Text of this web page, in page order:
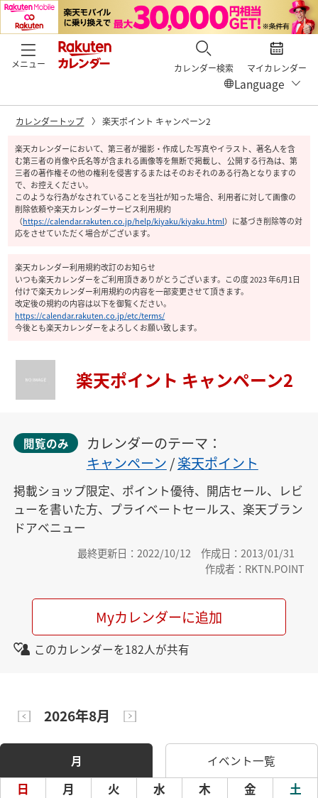
メニュー カレンダー検索 マイカレンダー
カレンダートップ 楽天ポイント キャンペーン2
楽天カレンダーにおいて、第三者が撮影・作成した写真やイラスト、著名人を含
む第三者の肖像や氏名等が含まれる画像等を無断で掲載し、 公開する行為は、第
三者の著作権その他の権利を侵害するまたはそのおそれのある行為となりますの
で、お控えください。
このような行為がなされていることを当社が知った場合、利用者に対して画像の
削除依頼や楽天カレンダーサービス利用規約
（https://calendar.rakuten.co.jp/help/kiyaku/kiyaku.html） に基づき削除等の対
応をさせていただく場合がございます。
楽天カレンダー利用規約改訂のお知らせ
いつも楽天カレンダーをご利用頂きありがとうございます。この度 2023 年6月1日
付けで楽天カレンダー利用規約の内容を一部変更させて頂きます。
改定後の規約の内容は以下を御覧ください。
https://calendar.rakuten.co.jp/etc/terms/
今後とも楽天カレンダーをよろしくお願い致します。
楽天ポイント キャンペーン2
閲覧のみ
カレンダーのテーマ：
キャンペーン /楽天ポイント
掲載ショップ限定、ポイント優待、開店セール、レビ
ューを書いた方、プライベートセールス、楽天ブラン
ドアベニュー
最終更新日：2022/10/12 作成日：2013/01/31
作成者：RKTN.POINT
Myカレンダーに追加
このカレンダーを182人が共有
2026年8月
月 イベント一覧
日 月 火 水 木 金
土